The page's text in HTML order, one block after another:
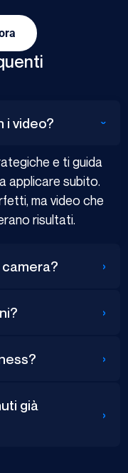
i video? ›
e ti guida
applicare subito.
ma video che
risultati.
›
›
›
già
›